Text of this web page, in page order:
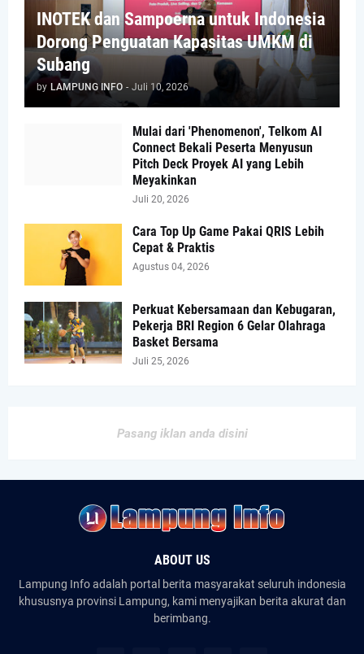
INOTEK dan Sampoerna untuk Indonesia
Dorong Penguatan Kapasitas UMKM di
Subang
by LAMPUNG INFO - Juli 10, 2026
Mulai dari 'Phenomenon', Telkom AI
Connect Bekali Peserta Menyusun
Pitch Deck Proyek AI yang Lebih
Meyakinkan
Juli 20, 2026
Cara Top Up Game Pakai QRIS Lebih
Cepat & Praktis
Agustus 04, 2026
Perkuat Kebersamaan dan Kebugaran,
Pekerja BRI Region 6 Gelar Olahraga
Basket Bersama
Juli 25, 2026
Pasang iklan anda disini
ABOUT US
Lampung Info adalah portal berita masyarakat seluruh indonesia
khususnya provinsi Lampung, kami menyajikan berita akurat dan
berimbang.